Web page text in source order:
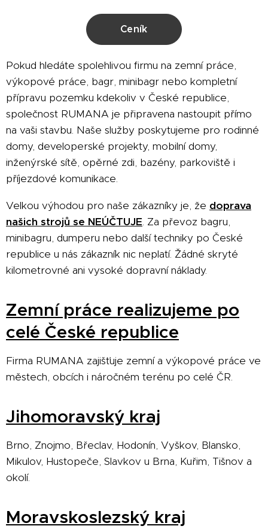
Ceník
Pokud hledáte spolehlivou firmu na zemní práce,
výkopové práce, bagr, minibagr nebo kompletní
přípravu pozemku kdekoliv v České republice,
společnost RUMANA je připravena nastoupit přímo
na vaši stavbu. Naše služby poskytujeme pro rodinné
domy, developerské projekty, mobilní domy,
inženýrské sítě, opěrné zdi, bazény, parkoviště i
příjezdové komunikace.
Velkou výhodou pro naše zákazníky je, že doprava
našich strojů se NEÚČTUJE. Za převoz bagru,
minibagru, dumperu nebo další techniky po České
republice u nás zákazník nic neplatí. Žádné skryté
kilometrovné ani vysoké dopravní náklady.
Zemní práce realizujeme po
celé České republice
Firma RUMANA zajišťuje zemní a výkopové práce ve
městech, obcích i náročném terénu po celé ČR.
Jihomoravský kraj
Brno, Znojmo, Břeclav, Hodonín, Vyškov, Blansko,
Mikulov, Hustopeče, Slavkov u Brna, Kuřim, Tišnov a
okolí.
Moravskoslezský kraj